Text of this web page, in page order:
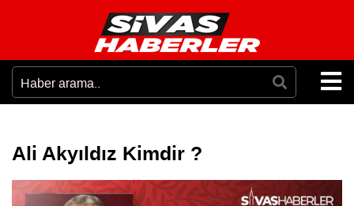
Ali Akyıldız Kimdir ?